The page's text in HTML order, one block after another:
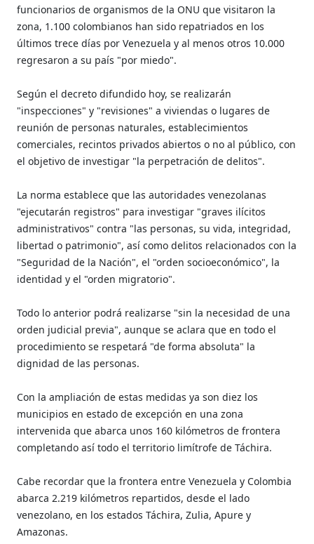
funcionarios de organismos de la ONU que visitaron la
zona, 1.100 colombianos han sido repatriados en los
últimos trece días por Venezuela y al menos otros 10.000
regresaron a su país "por miedo".
Según el decreto difundido hoy, se realizarán
"inspecciones" y "revisiones" a viviendas o lugares de
reunión de personas naturales, establecimientos
comerciales, recintos privados abiertos o no al público, con
el objetivo de investigar "la perpetración de delitos".
La norma establece que las autoridades venezolanas
"ejecutarán registros" para investigar "graves ilícitos
administrativos" contra "las personas, su vida, integridad,
libertad o patrimonio", así como delitos relacionados con la
"Seguridad de la Nación", el "orden socioeconómico", la
identidad y el "orden migratorio".
Todo lo anterior podrá realizarse "sin la necesidad de una
orden judicial previa", aunque se aclara que en todo el
procedimiento se respetará "de forma absoluta" la
dignidad de las personas.
Con la ampliación de estas medidas ya son diez los
municipios en estado de excepción en una zona
intervenida que abarca unos 160 kilómetros de frontera
completando así todo el territorio limítrofe de Táchira.
Cabe recordar que la frontera entre Venezuela y Colombia
abarca 2.219 kilómetros repartidos, desde el lado
venezolano, en los estados Táchira, Zulia, Apure y
Amazonas.